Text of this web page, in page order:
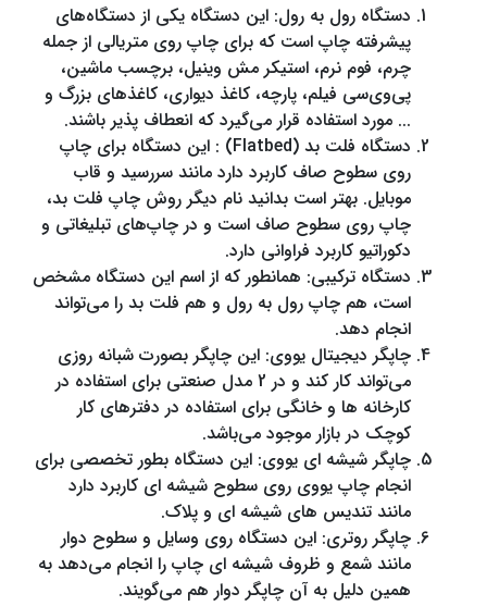
دستگاه رول به رول: این دستگاه یکی از دستگاه‌های
پیشرفته چاپ است که برای چاپ روی متریالی از جمله
چرم، فوم نرم، استیکر مش وینیل، برچسب ماشین،
پی‌وی‌سی فیلم، پارچه، کاغذ دیواری، کاغذهای بزرگ و
... مورد استفاده قرار می‌گیرد که انعطاف پذیر باشند.
دستگاه فلت بد (Flatbed) : این دستگاه برای چاپ
روی سطوح صاف کاربرد دارد مانند سررسید و قاب
موبایل. بهتر است بدانید نام دیگر روش چاپ فلت بد،
چاپ روی سطوح صاف است و در چاپ‌های تبلیغاتی و
دکوراتیو کاربرد فراوانی دارد.
دستگاه ترکیبی: همانطور که از اسم این دستگاه مشخص
است، هم چاپ رول به رول و هم فلت بد را می‌تواند
انجام دهد.
چاپگر دیجیتال یووی: این چاپگر بصورت شبانه روزی
می‌تواند کار کند و در 2 مدل صنعتی برای استفاده در
کارخانه ها و خانگی برای استفاده در دفترهای کار
کوچک در بازار موجود می‌باشد.
چاپگر شیشه ای یووی: این دستگاه بطور تخصصی برای
انجام چاپ یووی روی سطوح شیشه ای کاربرد دارد
مانند تندیس های شیشه ای و پلاک.
چاپگر روتری: این دستگاه روی وسایل و سطوح دوار
مانند شمع و ظروف شیشه ای چاپ را انجام می‌دهد به
همین دلیل به آن چاپگر دوار هم می‌گویند.